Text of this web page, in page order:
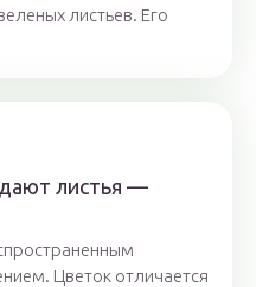
листьев. Его
листья —
Цветок отличается